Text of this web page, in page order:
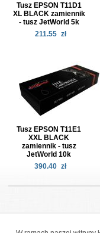
Tusz EPSON T11D1
XL BLACK zamiennik
- tusz JetWorld 5k
211.55 zł
Tusz EPSON T11E1
XXL BLACK
zamiennik - tusz
JetWorld 10k
390.40 zł